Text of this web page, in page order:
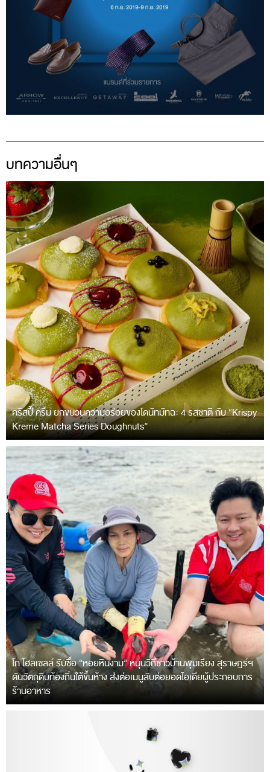
บทความอื่นๆ
คริสปี้ ครีม ยกขบวนความอร่อยของโดนัทมัทฉะ 4 รสชาติ กับ “Krispy
Kreme Matcha Series Doughnuts”
โก โฮลเซลล์ รับซื้อ “หอยหินงาม” หนุนวิถีชาวบ้านพุมเรียง สุราษฎร์ฯ
ดันวัตถุดิบท้องถิ่นใต้ขึ้นห้าง ส่งต่อเมนูลับต่อยอดไอเดียผู้ประกอบการ
ร้านอาหาร